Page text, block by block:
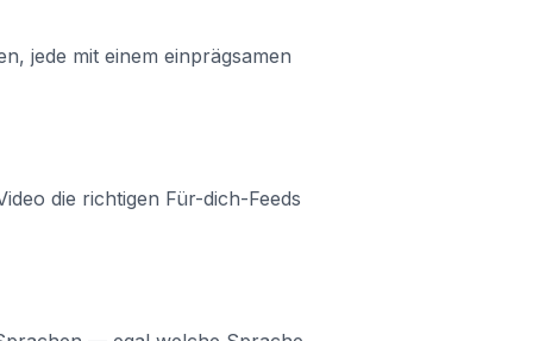
jede mit einem einprägsamen
die richtigen Für-dich-Feeds